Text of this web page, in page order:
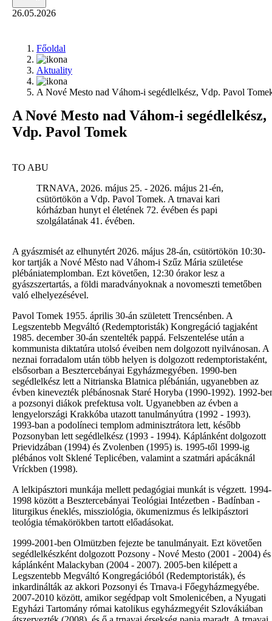
26.05.2026
Főoldal
Aktuality
A Nové Mesto nad Váhom-i segédlelkész, Vdp. Pavol
A Nové Mesto nad Váhom-i segédlelkész,
Vdp. Pavol Tomek
TO ABU
TRNAVA, 2026. május 25. - 2026. május 21-én,
csütörtökön a Vdp. Pavol Tomek. A trnavai kari
kórházban hunyt el életének 72. évében és papi
szolgálatának 41. évében.
A gyászmisét az elhunytért 2026. május 28-án, csütörtökön 10:30-
kor tartják a Nové Město nad Váhom-i Szűz Mária születése
plébániatemplomban. Ezt követően, 12:30 órakor lesz a
gyászszertartás, a földi maradványoknak a novomeszti temetőben
való elhelyezésével.
Pavol Tomek 1955. április 30-án született Trencsénben. A
Legszentebb Megváltó (Redemptoristák) Kongregáció tagjaként
1985. december 30-án szentelték pappá. Felszentelése után a
kommunista diktatúra utolsó éveiben nem dolgozott nyilvánosan. A
neznai forradalom után több helyen is dolgozott redemptoristaként,
elsősorban a Besztercebányai Egyházmegyében. 1990-ben
segédlelkész lett a Nitrianska Blatnica plébánián, ugyanebben az
évben kinevezték plébánosnak Staré Horyba (1990-1992). 1992-
a pozsonyi diákok prefektusa volt. Ugyanebben az évben a
lengyelországi Krakkóba utazott tanulmányútra (1992 - 1993).
1993-ban a podolíneci templom adminisztrátora lett, később
Pozsonyban lett segédlelkész (1993 - 1994). Káplánként dolgozott
Prievidzában (1994) és Zvolenben (1995) is. 1995-től 1999-ig
plébános volt Sklené Teplicében, valamint a szatmári apácáknál
Vríckben (1998).
A lelkipásztori munkája mellett pedagógiai munkát is végzett. 1994-
1998 között a Besztercebányai Teológiai Intézetben - Badínban -
liturgikus éneklés, missziológia, ökumenizmus és lelkipásztori
teológia témakörökben tartott előadásokat.
1999-2001-ben Olmützben fejezte be tanulmányait. Ezt követően
segédlelkészként dolgozott Pozsony - Nové Mesto (2001 - 2004) és
káplánként Malackyban (2004 - 2007). 2005-ben kilépett a
Legszentebb Megváltó Kongregációból (Redemptoristák), és
inkardinálták az akkori Pozsonyi és Trnava-i Főegyházmegyébe.
2007-2010 között, amikor segédpap volt Smolenicében, a Nyugati
Egyházi Tartomány római katolikus egyházmegyéit Szlovákiában